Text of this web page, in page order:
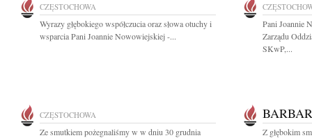
CZĘSTOCHOWA
Wyrazy głębokiego współczucia oraz słowa otuchy i
wsparcia Pani Joannie Nowowiejskiej -...
Pani Joannie
Zarządu
SKwP,...
CZĘSTOCHOWA
Ze smutkiem pożegnaliśmy w w dniu 30 grudnia
Z głębokim